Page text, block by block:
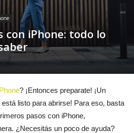
con iPhone: todo lo
? ¡Entonces preparate! ¡Un
listo para abrirse! Para eso, basta
pasos con iPhone,
¿Necesitás un poco de ayuda?